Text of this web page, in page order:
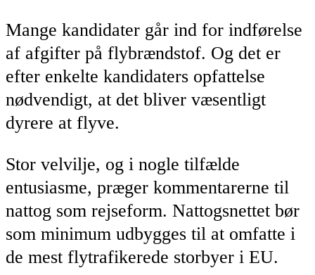
Mange kandidater går ind for indførelse
af afgifter på flybrændstof. Og det er
efter enkelte kandidaters opfattelse
nødvendigt, at det bliver væsentligt
dyrere at flyve.
Stor velvilje, og i nogle tilfælde
entusiasme, præger kommentarerne til
nattog som rejseform. Nattogsnettet bør
som minimum udbygges til at omfatte i
de mest flytrafikerede storbyer i EU.